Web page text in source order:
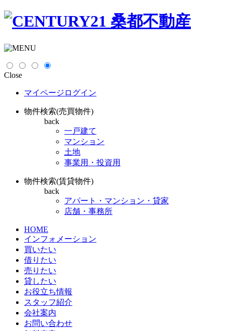
Close
マイページログイン
物件検索(売買物件)
back
一戸建て
マンション
土地
事業用・投資用
物件検索(賃貸物件)
back
アパート・マンション・貸家
店舗・事務所
HOME
インフォメーション
買いたい
借りたい
売りたい
貸したい
お役立ち情報
スタッフ紹介
会社案内
お問い合わせ